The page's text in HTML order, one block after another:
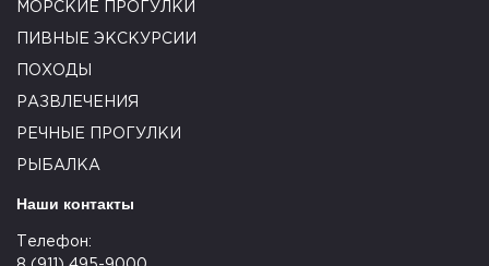
МОРСКИЕ ПРОГУЛКИ
ПИВНЫЕ ЭКСКУРСИИ
ПОХОДЫ
РАЗВЛЕЧЕНИЯ
РЕЧНЫЕ ПРОГУЛКИ
РЫБАЛКА
Наши контакты
Телефон: